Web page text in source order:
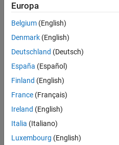
Guardar
empleos
seleccionados
No se
han
traducido
todos
los
empleos.
Busque
por
ubicación
Europa
Belgium (English)
Denmark (English)
Deutschland (Deutsch)
España (Español)
Finland (English)
France (Français)
Ireland (English)
Italia (Italiano)
Luxembourg (English)